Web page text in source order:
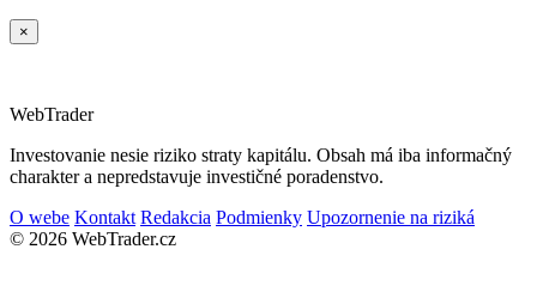
×
WebTrader
Investovanie nesie riziko straty kapitálu. Obsah má iba informačný
charakter a nepredstavuje investičné poradenstvo.
O webe Kontakt Redakcia Podmienky Upozornenie na riziká
© 2026 WebTrader.cz